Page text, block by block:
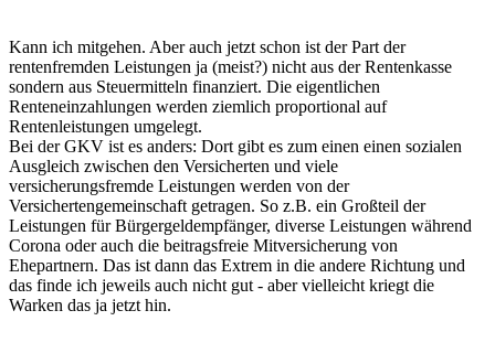
Kann ich mitgehen. Aber auch jetzt schon ist der Part der
rentenfremden Leistungen ja (meist?) nicht aus der Rentenkasse
sondern aus Steuermitteln finanziert. Die eigentlichen
Renteneinzahlungen werden ziemlich proportional auf
Rentenleistungen umgelegt.
Bei der GKV ist es anders: Dort gibt es zum einen einen sozialen
Ausgleich zwischen den Versicherten und viele
versicherungsfremde Leistungen werden von der
Versichertengemeinschaft getragen. So z.B. ein Großteil der
Leistungen für Bürgergeldempfänger, diverse Leistungen während
Corona oder auch die beitragsfreie Mitversicherung von
Ehepartnern. Das ist dann das Extrem in die andere Richtung und
das finde ich jeweils auch nicht gut - aber vielleicht kriegt die
Warken das ja jetzt hin.